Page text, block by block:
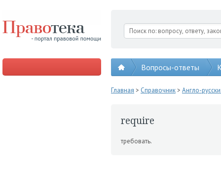
Вопросы-ответы
Главная > Справочник> Англо-
require
требовать.